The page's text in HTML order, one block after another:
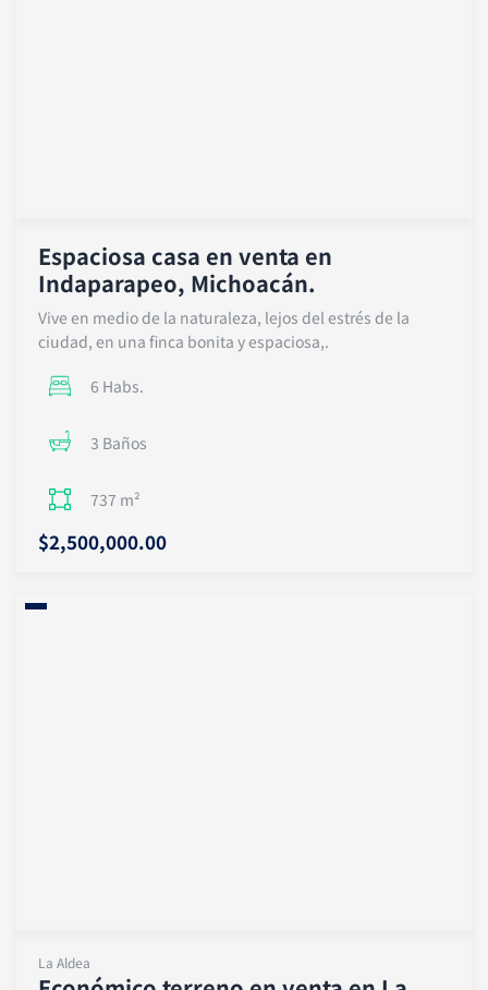
Espaciosa casa en venta en
Indaparapeo, Michoacán.
Vive en medio de la naturaleza, lejos del estrés de la
ciudad, en una finca bonita y espaciosa,.
6 Habs.
3 Baños
737 m²
$2,500,000.00
La Aldea